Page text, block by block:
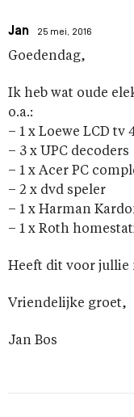
Jan 25 mei, 2016
Goedendag,
Ik heb wat oude
o.a.:
– 1 x Loewe LCD
– 3 x UPC decoders
– 1 x Acer PC
– 2 x dvd speler
– 1 x Harman
– 1 x Roth
Heeft dit voor jullie
Vriendelijke groet,
Jan Bos